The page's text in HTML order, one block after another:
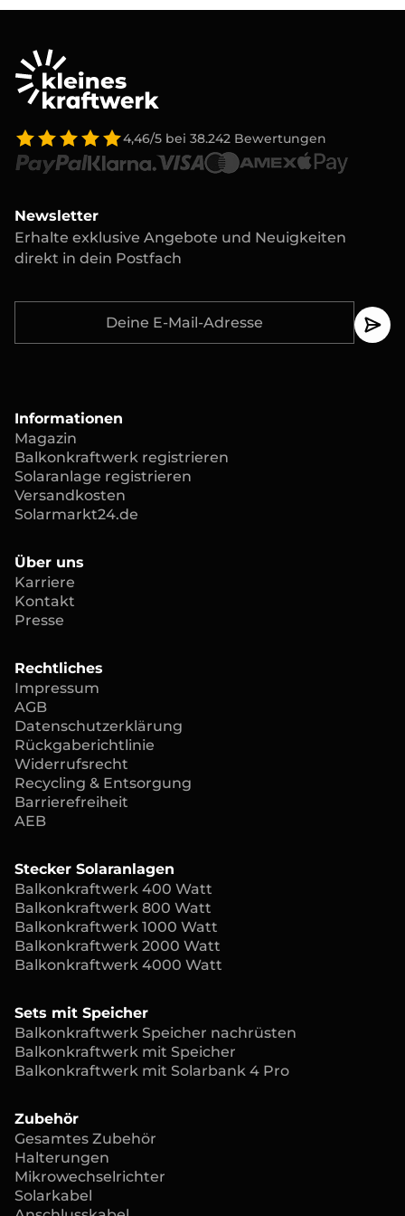
Stein-/Holzbohrer. Für die Ziegeldachhalterung
genaue Werkzeugliste findest du in der jeweiligen
Montageanleitung.
4,46/5 bei 38.242 Bewertungen
Informationen
Magazin
Balkonkraftwerk registrieren
Solaranlage registrieren
Versandkosten
Solarmarkt24.de
Über uns
Karriere
Kontakt
Presse
Rechtliches
Impressum
AGB
Datenschutzerklärung
Rückgaberichtlinie
Widerrufsrecht
Recycling & Entsorgung
Barrierefreiheit
AEB
Stecker Solaranlagen
Balkonkraftwerk 400 Watt
Balkonkraftwerk 800 Watt
Balkonkraftwerk 1000 Watt
Balkonkraftwerk 2000 Watt
Balkonkraftwerk 4000 Watt
Sets mit Speicher
Balkonkraftwerk Speicher nachrüsten
Balkonkraftwerk mit Speicher
Balkonkraftwerk mit Solarbank 4 Pro
Zubehör
Gesamtes Zubehör
Halterungen
Mikrowechselrichter
Solarkabel
Newsletter
Erhalte exklusive Angebote und Neuigkeiten
direkt in dein Postfach